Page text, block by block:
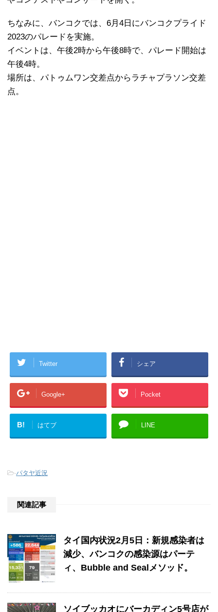
ちなみに、バンコクでは、6月4日にバンコクプライド
2023のパレードを実施。
イベントは、午後2時から午後8時で、パレード開始は
午後4時。
場所は、パトゥムワン交差点からラチャプラソン交差
点。
Twitter シェア
Google+ Pocket
B! はてブ LINE
-パタヤ近況
関連記事
タイ国内状況2月5日：新規感染者は
減少、バンコクの感染源はパーテ
ィ、Bubble and Sealメソッド。
ソイブッカオにバーカディン5号店が